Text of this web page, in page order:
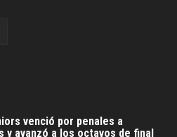
venció por penales a
y avanzó a los octavos de final